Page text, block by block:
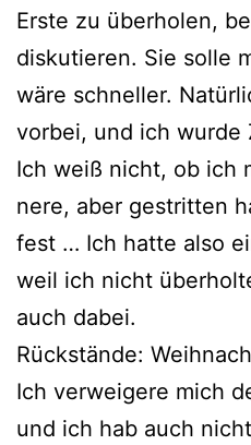
Erste zu über­ho­len,
dis­ku­tie­ren. Sie sol­le
wäre schnel­ler.
vor­bei, und ich wur­de
Ich weiß nicht, ob ich
ne­re, aber gestrit­ten
fest … Ich hat­te also
weil ich nicht
auch dabei.
Rückstände:
Ich ver­wei­ge­re mich
und ich hab auch